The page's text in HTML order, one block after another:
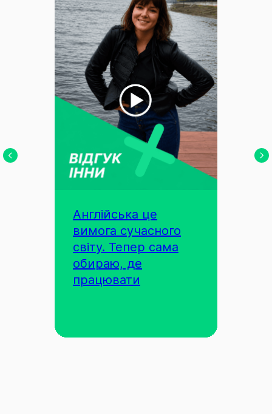
Англійська це
вимога сучасного
світу. Тепер сама
обираю, де
працювати